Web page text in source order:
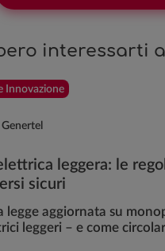
interessarti
Innovazione
Genertel
leggera: le
sicuri
legge aggiornata su
leggeri – e come